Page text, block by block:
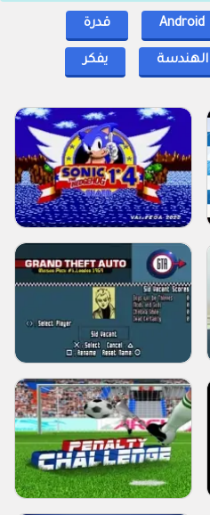
Android قدرة
الهندسة يفكر